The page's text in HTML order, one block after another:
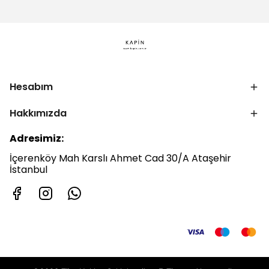
Hesabım
Hakkımızda
Adresimiz:
İçerenköy Mah Karslı Ahmet Cad 30/A Ataşehir
İstanbul